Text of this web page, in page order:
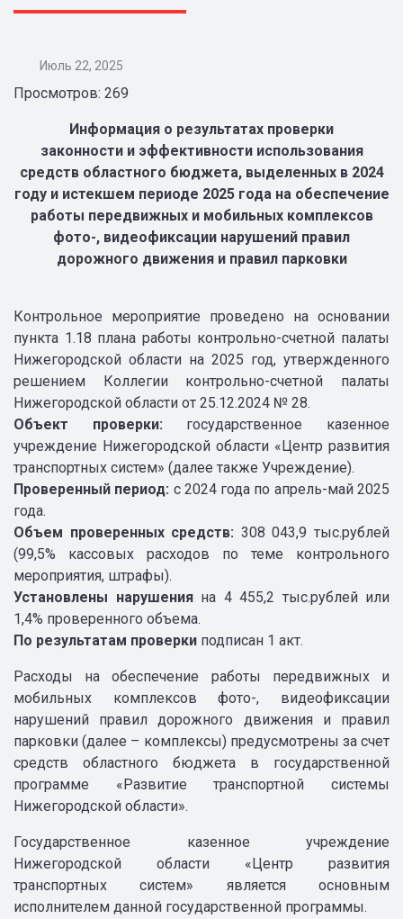
Июль 22, 2025
Просмотров: 269
Информация о результатах проверки
законности и эффективности использования
средств областного бюджета, выделенных в 2024
году и истекшем периоде 2025 года на обеспечение
работы передвижных и мобильных комплексов
фото-, видеофиксации нарушений правил
дорожного движения и правил парковки
Контрольное мероприятие проведено на основании
пункта 1.18 плана работы контрольно-счетной палаты
Нижегородской области на 2025 год, утвержденного
решением Коллегии контрольно-счетной палаты
Нижегородской области от 25.12.2024 № 28.
Объект проверки: государственное казенное
учреждение Нижегородской области «Центр развития
транспортных систем» (далее также Учреждение).
Проверенный период: с 2024 года по апрель-май 2025
года.
Объем проверенных средств: 308 043,9 тыс.рублей
(99,5% кассовых расходов по теме контрольного
мероприятия, штрафы).
Установлены нарушенияна 4 455,2 тыс.рублей или
1,4% проверенного объема.
По результатам проверки подписан 1 акт.
Расходы на обеспечение работы передвижных и
мобильных комплексов фото-, видеофиксации
нарушений правил дорожного движения и правил
парковки (далее – комплексы) предусмотрены за счет
средств областного бюджета в государственной
программе «Развитие транспортной системы
Нижегородской области».
Государственное казенное учреждение
Нижегородской области «Центр развития
транспортных систем» является основным
исполнителем данной государственной программы.